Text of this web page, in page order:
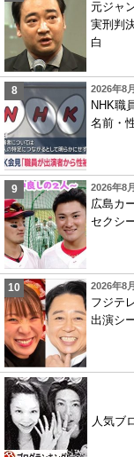
元ジャ
実刑判
白
2026年8
NHK職
名前・
2026年8
広島カ
セクシ
2026年8
フジテ
出演シ
人気ブ